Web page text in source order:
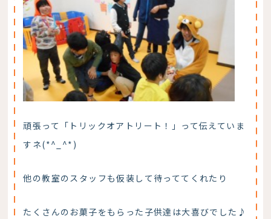
頑張って「トリックオアトリート！」って伝えていま
すネ(*^_^*)
他の教室のスタッフも仮装して待っててくれたり
たくさんのお菓子をもらった子供達は大喜びでした♪